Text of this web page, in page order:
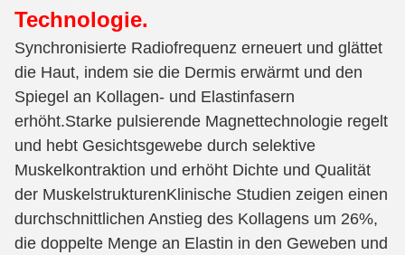
Technologie.
Synchronisierte Radiofrequenz erneuert und glättet
die Haut, indem sie die Dermis erwärmt und den
Spiegel an Kollagen- und Elastinfasern
erhöht.Starke pulsierende Magnettechnologie regelt
und hebt Gesichtsgewebe durch selektive
Muskelkontraktion und erhöht Dichte und Qualität
der MuskelstrukturenKlinische Studien zeigen einen
durchschnittlichen Anstieg des Kollagens um 26%,
die doppelte Menge an Elastin in den Geweben und